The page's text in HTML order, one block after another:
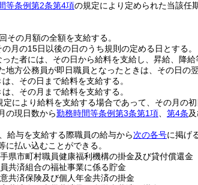
等条例第2条第4項の規定により定められた当該任
その月額の全額を支給する。
月の15日以後の日のうち規則の定める日とする。
った者には、その日から給料を支給し、昇給、降
地方公務員が即日職員となったときは、その日の
、その日まで給料を支給する。
、その月まで給料を支給する。
定により給料を支給する場合であって、その月の
の現日数から勤務時間等条例第3条第1項 第4条
給与を支給する際職員の給与から次の各号に掲げ
に払い込むことができる。
県市町村職員健康福利機構の掛金及び貸付償還金
共済組合の福祉事業に係る貯金
共済保険及び個人年金共済の掛金